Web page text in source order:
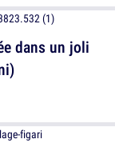
dans un joli